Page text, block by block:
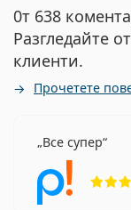
0т 638
Разгледайте
клиенти.
Прочетете
Все супер